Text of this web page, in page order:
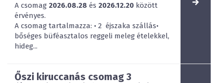
A csomag 2026.08.28 és 2026.12.20 között
érvényes.
A csomag tartalmazza: • 2 éjszaka szállás•
bőséges büféasztalos reggeli meleg ételekkel,
hideg...
Őszi kiruccanás csomag 3